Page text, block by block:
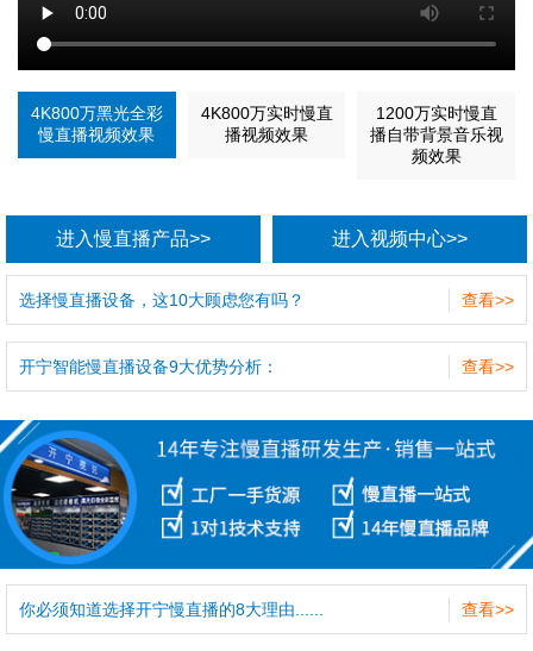
4K800万黑光全彩
慢直播视频效果
4K800万实时慢直
播视频效果
1200万实时慢直
播自带背景音乐视
频效果
进入慢直播产品>> 进入视频中心>>
查看>>
选择慢直播设备，这10大顾虑您有吗？
查看>>
开宁智能慢直播设备9大优势分析：
查看>>
你必须知道选择开宁慢直播的8大理由......